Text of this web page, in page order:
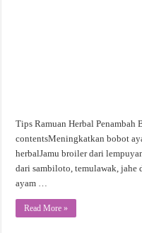
Tips Ramuan Herbal Penambah
contentsMeningkatkan bobot
herbalJamu broiler dari
dari sambiloto, temulawak,
ayam …
Read More »